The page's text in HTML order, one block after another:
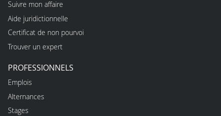
Suivre mon affaire
Aide juridictionnelle
Certificat de non pourvoi
Trouver un expert
PROFESSIONNELS
Emplois
Alternances
Stages